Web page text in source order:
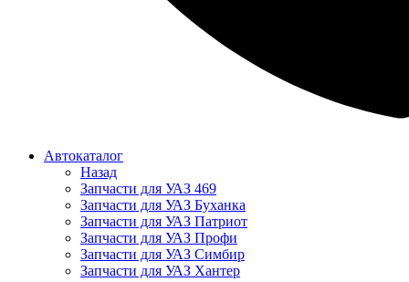
Автокаталог
Назад
Запчасти для УАЗ 469
Запчасти для УАЗ Буханка
Запчасти для УАЗ Патриот
Запчасти для УАЗ Профи
Запчасти для УАЗ Симбир
Запчасти для УАЗ Хантер